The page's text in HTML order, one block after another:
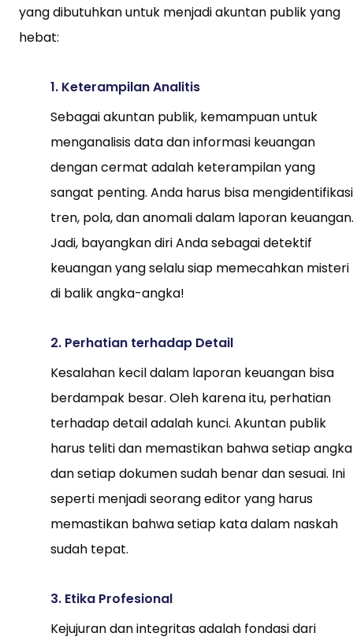
yang dibutuhkan untuk menjadi akuntan publik yang
hebat:
1. Keterampilan Analitis
Sebagai akuntan publik, kemampuan untuk
menganalisis data dan informasi keuangan
dengan cermat adalah keterampilan yang
sangat penting. Anda harus bisa mengidentifikasi
tren, pola, dan anomali dalam laporan keuangan.
Jadi, bayangkan diri Anda sebagai detektif
keuangan yang selalu siap memecahkan misteri
di balik angka-angka!
2. Perhatian terhadap Detail
Kesalahan kecil dalam laporan keuangan bisa
berdampak besar. Oleh karena itu, perhatian
terhadap detail adalah kunci. Akuntan publik
harus teliti dan memastikan bahwa setiap angka
dan setiap dokumen sudah benar dan sesuai. Ini
seperti menjadi seorang editor yang harus
memastikan bahwa setiap kata dalam naskah
sudah tepat.
3. Etika Profesional
Kejujuran dan integritas adalah fondasi dari